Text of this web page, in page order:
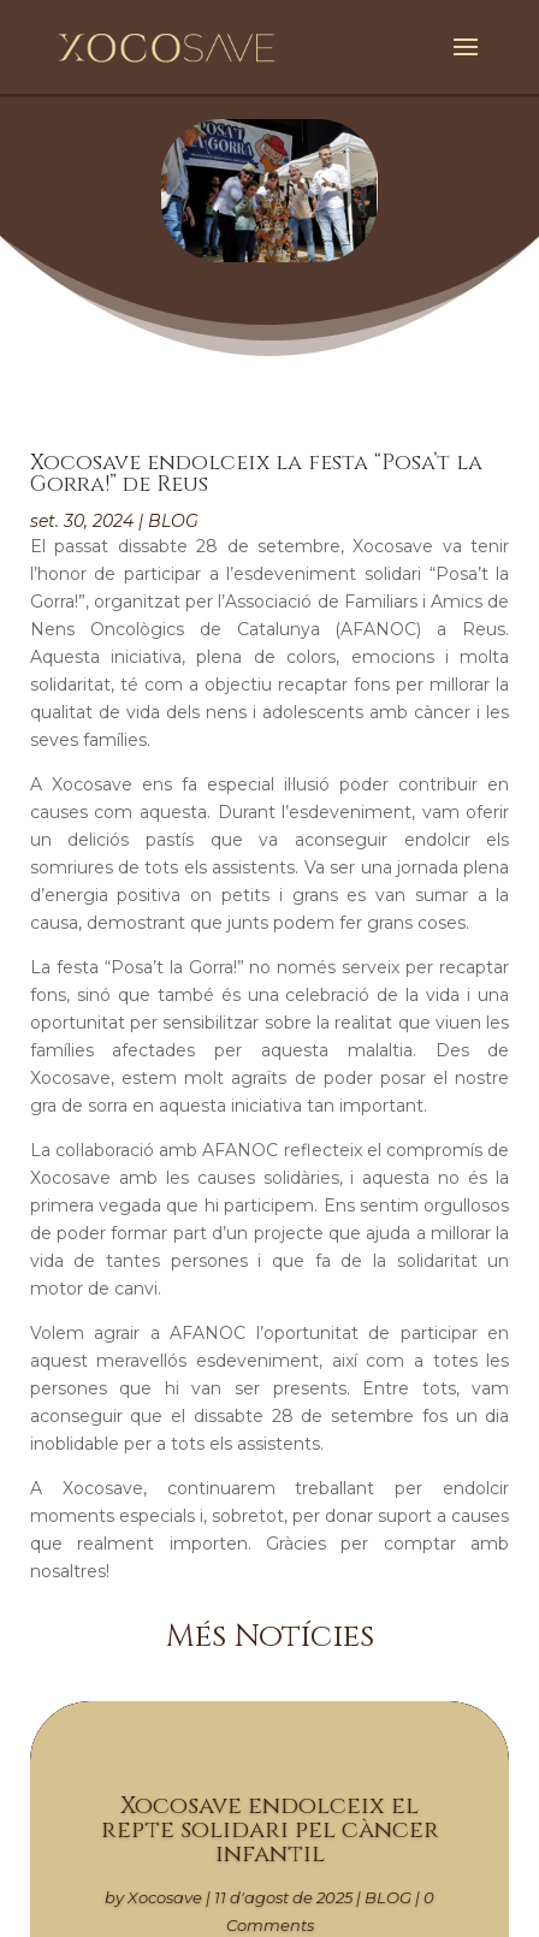
Xocosave endolceix la festa “Posa’t la
Gorra!” de Reus
set. 30, 2024| BLOG
El passat dissabte 28 de setembre, Xocosave va tenir
l’honor de participar a l’esdeveniment solidari “Posa’t la
Gorra!”, organitzat per l’Associació de Familiars i Amics de
Nens Oncològics de Catalunya (AFANOC) a Reus.
Aquesta iniciativa, plena de colors, emocions i molta
solidaritat, té com a objectiu recaptar fons per millorar la
qualitat de vida dels nens i adolescents amb càncer i les
seves famílies.
A Xocosave ens fa especial il·lusió poder contribuir en
causes com aquesta. Durant l’esdeveniment, vam oferir
un deliciós pastís que va aconseguir endolcir els
somriures de tots els assistents. Va ser una jornada plena
d’energia positiva on petits i grans es van sumar a la
causa, demostrant que junts podem fer grans coses.
La festa “Posa’t la Gorra!” no només serveix per recaptar
fons, sinó que també és una celebració de la vida i una
oportunitat per sensibilitzar sobre la realitat que viuen les
famílies afectades per aquesta malaltia. Des de
Xocosave, estem molt agraïts de poder posar el nostre
gra de sorra en aquesta iniciativa tan important.
La col·laboració amb AFANOC reflecteix el compromís de
Xocosave amb les causes solidàries, i aquesta no és la
primera vegada que hi participem. Ens sentim orgullosos
de poder formar part d’un projecte que ajuda a millorar la
vida de tantes persones i que fa de la solidaritat un
motor de canvi.
Volem agrair a AFANOC l’oportunitat de participar en
aquest meravellós esdeveniment, així com a totes les
persones que hi van ser presents. Entre tots, vam
aconseguir que el dissabte 28 de setembre fos un dia
inoblidable per a tots els assistents.
A Xocosave, continuarem treballant per endolcir
moments especials i, sobretot, per donar suport a causes
que realment importen. Gràcies per comptar amb
nosaltres!
Més Notícies
Xocosave endolceix el
repte solidari pel càncer
infantil
byXocosave | 11 d'agost de 2025|BLOG | 0
Comments